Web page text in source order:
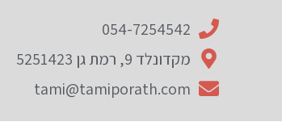
054-7254542
מקדונלד 9, רמת גן 5251423
tami@tamiporath.com